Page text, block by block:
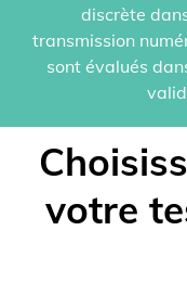
discrète
transmission
sont évalués
votre